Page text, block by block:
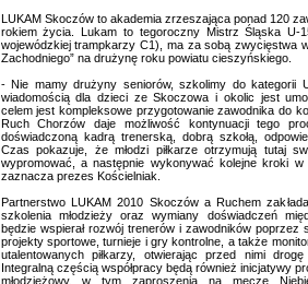
LUKAM Skoczów to akademia zrzeszająca ponad 120
rokiem życia. Lukam to tegoroczny Mistrz Śląska U-
wojewódzkiej trampkarzy C1), ma za sobą zwycięstwa
Zachodniego” na drużynę roku powiatu cieszyńskiego.
- Nie mamy drużyny seniorów, szkolimy do kategorii
wiadomością dla dzieci ze Skoczowa i okolic jest
celem jest kompleksowe przygotowanie zawodnika do
Ruch Chorzów daje możliwość kontynuacji tego
doświadczoną kadrą trenerską, dobrą szkołą,
Czas pokazuje, że młodzi piłkarze otrzymują tutaj
wypromować, a następnie wykonywać kolejne kroki w
zaznacza prezes Kościelniak.
Partnerstwo LUKAM 2010 Skoczów a Ruchem
szkolenia młodzieży oraz wymiany doświadczeń
będzie wspierał rozwój trenerów i zawodników poprzez
projekty sportowe, turnieje i gry kontrolne, a także
utalentowanych piłkarzy, otwierając przed nimi
Integralną częścią współpracy będą również inicjatywy
młodzieżowy, w tym zaproszenia na mecze